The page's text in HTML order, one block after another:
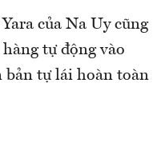
của Na Uy cũng
tự động vào
bản tự lái hoàn toàn